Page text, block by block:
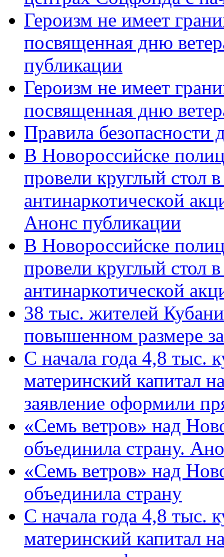
Героизм не имеет
посвященная дню
публикации
Героизм не имеет
посвященная дню
Правила безопасности
В Новороссийске
провели круглый стол
антинаркотической
Анонс публикации
В Новороссийске
провели круглый стол
антинаркотической
38 тыс. жителей
повышенном размере
С начала года 4,8 тыс.
материнский капитал
заявление оформили
«Семь ветров» над
объединила страну.
«Семь ветров» над
объединила страну
С начала года 4,8 тыс.
материнский капитал